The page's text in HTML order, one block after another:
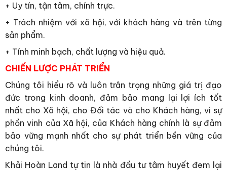
+ Uy tín, tận tâm, chính trực.
+ Trách nhiệm với xã hội, với khách hàng và trên từng
sản phẩm.
+ Tính minh bạch, chất lượng và hiệu quả.
CHIẾN LƯỢC PHÁT TRIỂN
Chúng tôi hiểu rõ và luôn trân trọng những giá trị đạo
đức trong kinh doanh, đảm bảo mang lại lợi ích tốt
nhất cho Xã hội, cho Đối tác và cho Khách hàng, vì sự
phồn vinh của Xã hội, của Khách hàng chính là sự đảm
bảo vững mạnh nhất cho sự phát triển bền vững của
chúng tôi.
Khải Hoàn Land tự tin là nhà đầu tư tâm huyết đem lại